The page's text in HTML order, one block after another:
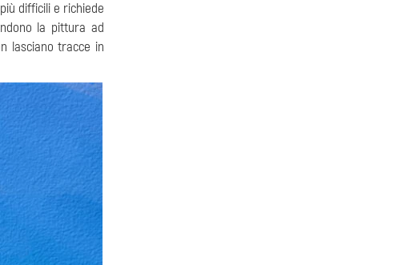
difficili e richiede
la pittura ad
lasciano tracce in